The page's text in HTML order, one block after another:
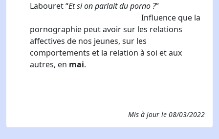
Labouret “Et si on parlait du porno ?”
Influence que la
pornographie peut avoir sur les relations
affectives de nos jeunes, sur les
comportements et la relation à soi et aux
autres, en mai.
Mis à jour le 08/03/2022